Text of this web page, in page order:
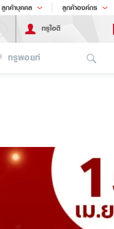
ลูกค้าบุคคล ลูกค้าองค์กร
เทรนด์เทคโนโลยี
ทรูไอดี
ทรูพอยท์